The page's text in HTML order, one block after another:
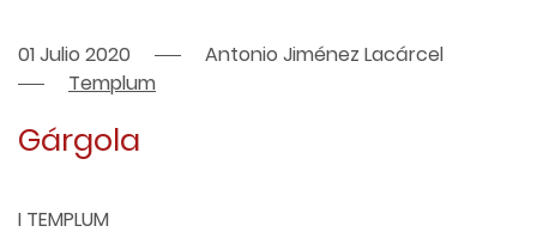
01 Julio 2020
Antonio Jiménez Lacárcel
Templum
Gárgola
I TEMPLUM